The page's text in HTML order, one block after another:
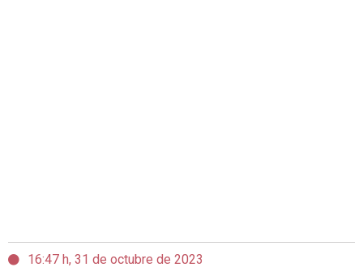
16:47 h, 31 de octubre de 2023